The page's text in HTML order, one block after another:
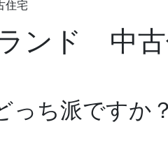
住宅
ンド 中
っち派ですか